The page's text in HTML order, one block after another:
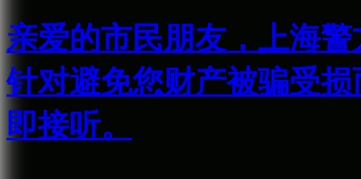
亲爱的市民朋友，上海
针对避免您财产被骗受
即接听。